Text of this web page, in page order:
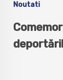
Noutati